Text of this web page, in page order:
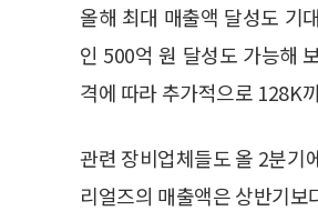
올해 최대 매출액 달성도 기
인 500억 원 달성도 가능해
격에 따라 추가적으로 128K
관련 장비업체들도 올 2분기
리얼즈의 매출액은 상반기보